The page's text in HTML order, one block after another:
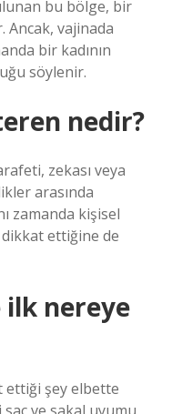
bu bölge, bir
Ancak, vajinada
bir kadının
söylenir.
nedir?
zekası veya
arasında
zamanda kişisel
dikkat ettiğine de
ilk nereye
ettiği şey elbette